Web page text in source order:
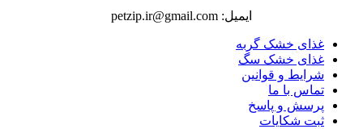
ایمیل: petzip.ir@gmail.com
غذای خشک گربه
غذای خشک سگ
شرایط و قوانین
تماس با ما
پرسش و پاسخ
ثبت شکایات